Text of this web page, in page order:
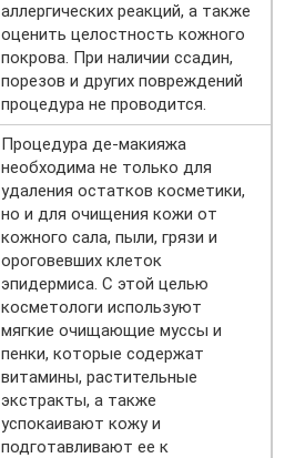
аллергических реакций, а также
оценить целостность кожного
покрова. При наличии ссадин,
порезов и других повреждений
процедура не проводится.
Процедура де-макияжа
необходима не только для
удаления остатков косметики,
но и для очищения кожи от
кожного сала, пыли, грязи и
ороговевших клеток
эпидермиса. С этой целью
косметологи используют
мягкие очищающие муссы и
пенки, которые содержат
витамины, растительные
экстракты, а также
успокаивают кожу и
подготавливают ее к